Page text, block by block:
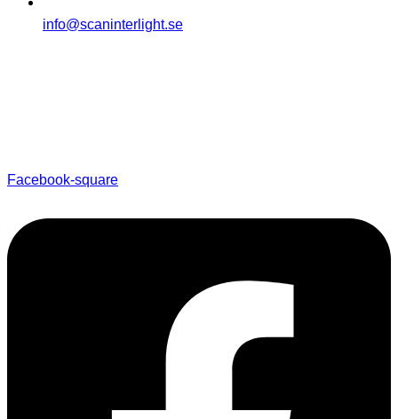
info@scaninterlight.se
Facebook-square